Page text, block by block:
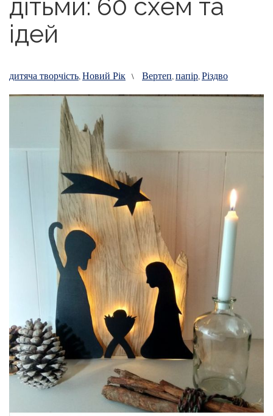
дітьми: 60 схем та
ідей
дитяча творчість,Новий Рік \ Вертеп,папір,Різдво